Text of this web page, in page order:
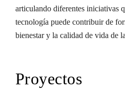
articulando diferentes iniciativas
tecnología puede contribuir de
bienestar y la calidad de vida de
Proyectos